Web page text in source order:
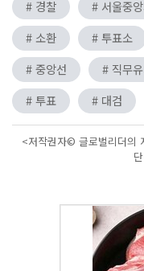
# 경찰
# 서울중
# 소환
# 투표소
# 중앙선
# 직무
# 투표
# 대검
<저작권자© 글로벌리더의